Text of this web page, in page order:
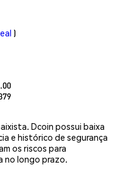
)
Dcoin possui baixa
e histórico de segurança
os riscos para
no longo prazo.